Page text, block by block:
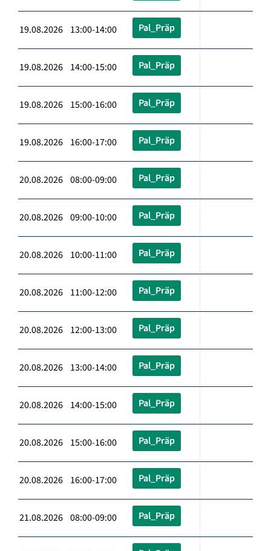
19.08.2026 13:00-14:00 Pal_Präp
19.08.2026 14:00-15:00 Pal_Präp
19.08.2026 15:00-16:00 Pal_Präp
19.08.2026 16:00-17:00 Pal_Präp
20.08.2026 08:00-09:00 Pal_Präp
20.08.2026 09:00-10:00 Pal_Präp
20.08.2026 10:00-11:00 Pal_Präp
20.08.2026 11:00-12:00 Pal_Präp
20.08.2026 12:00-13:00 Pal_Präp
20.08.2026 13:00-14:00 Pal_Präp
20.08.2026 14:00-15:00 Pal_Präp
20.08.2026 15:00-16:00 Pal_Präp
20.08.2026 16:00-17:00 Pal_Präp
21.08.2026 08:00-09:00 Pal_Präp